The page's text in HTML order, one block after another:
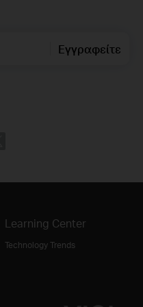
Εγγραφείτε
Learning Center
Technology Trends